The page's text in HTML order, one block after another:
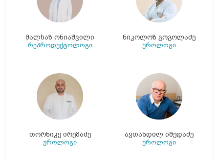
მალხაზ ონიაშვილი
რეპროდუქტოლოგი
ნიკოლოზ გოგოლაძე
უროლოგი
თორნიკე ირემაძე
უროლოგი
ავთანდილ იმედაძე
უროლოგი